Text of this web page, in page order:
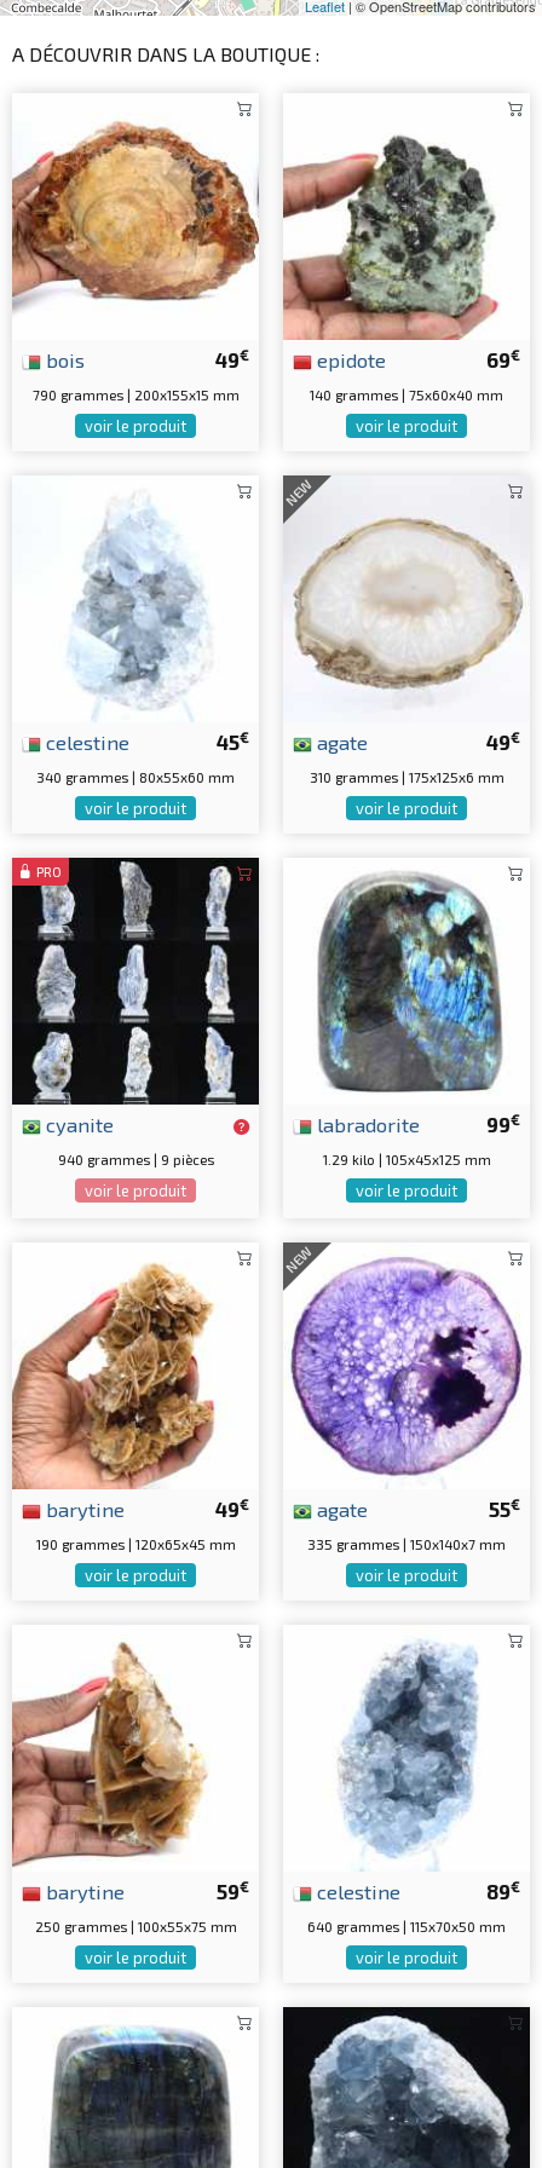
Leaflet | © OpenStreetMap contributors
A DÉCOUVRIR DANS LA BOUTIQUE :
49€
bois
790 grammes | 200x155x15 mm
voir le produit
69€
epidote
140 grammes | 75x60x40 mm
voir le produit
45€
celestine
340 grammes | 80x55x60 mm
voir le produit
NEW
49€
agate
310 grammes | 175x125x6 mm
voir le produit
PRO
cyanite
940 grammes | 9 pièces
voir le produit
99€
labradorite
1.29 kilo | 105x45x125 mm
voir le produit
49€
barytine
190 grammes | 120x65x45 mm
voir le produit
NEW
55€
agate
335 grammes | 150x140x7 mm
voir le produit
59€
barytine
250 grammes | 100x55x75 mm
voir le produit
89€
celestine
640 grammes | 115x70x50 mm
voir le produit